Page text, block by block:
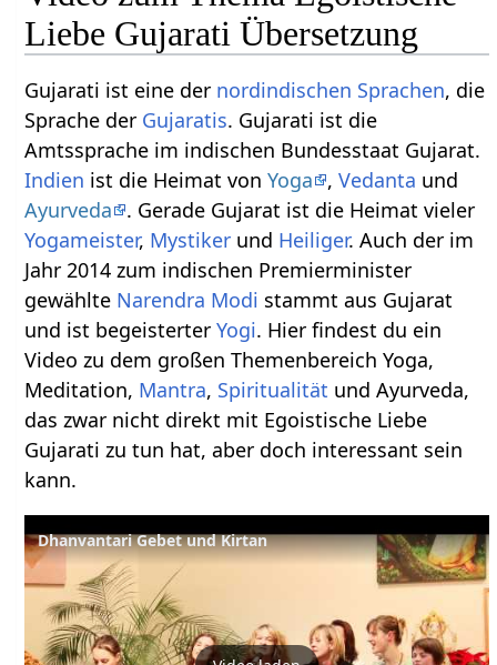
Liebe Gujarati Übersetzung
Gujarati ist eine der nordindischen Sprachen, die
Sprache der Gujaratis. Gujarati ist die
Amtssprache im indischen Bundesstaat Gujarat.
Indien ist die Heimat vonYoga ,Vedanta und
Ayurveda
. Gerade Gujarat ist die Heimat vieler
Yogameister, Mystiker und Heiliger. Auch der im
Jahr 2014 zum indischen Premierminister
gewählte Narendra Modi stammt aus Gujarat
und ist begeisterterYogi. Hier findest du ein
Video zu dem großen Themenbereich Yoga,
Meditation, Mantra, Spiritualität und Ayurveda,
das zwar nicht direkt mit Egoistische Liebe
Gujarati zu tun hat, aber doch interessant sein
kann.
Dhanvantari Gebet und Kirtan